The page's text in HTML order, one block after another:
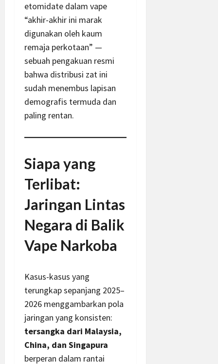
etomidate dalam vape
“akhir-akhir ini marak
digunakan oleh kaum
remaja perkotaan” —
sebuah pengakuan resmi
bahwa distribusi zat ini
sudah menembus lapisan
demografis termuda dan
paling rentan.
Siapa yang
Terlibat:
Jaringan Lintas
Negara di Balik
Vape Narkoba
Kasus-kasus yang
terungkap sepanjang 2025–
2026 menggambarkan pola
jaringan yang konsisten:
tersangka dari Malaysia,
China, dan Singapura
berperan dalam rantai